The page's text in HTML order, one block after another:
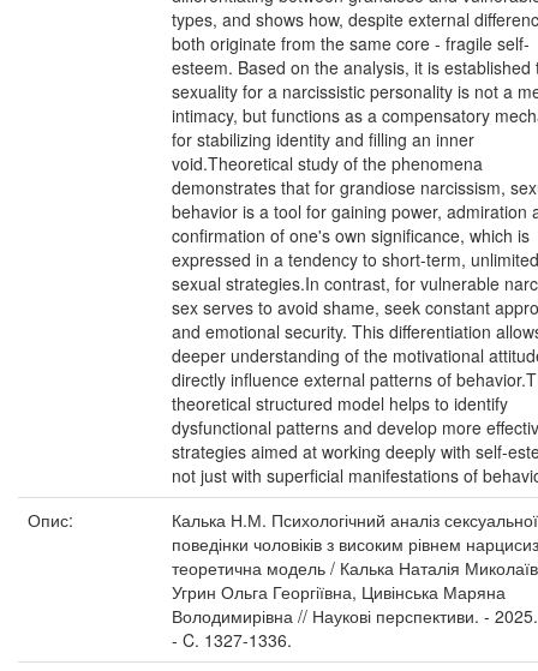
types, and shows how, despite external
both originate from the same core - fragile self-
esteem. Based on the analysis, it is established
sexuality for a narcissistic personality is not a
intimacy, but functions as a compensatory
for stabilizing identity and filling an inner
void.Theoretical study of the phenomena
demonstrates that for grandiose narcissism,
behavior is a tool for gaining power, admiration
confirmation of one's own significance, which is
expressed in a tendency to short-term, unlimited
sexual strategies.In contrast, for vulnerable
sex serves to avoid shame, seek constant
and emotional security. This differentiation
deeper understanding of the motivational
directly influence external patterns of
theoretical structured model helps to identify
dysfunctional patterns and develop more
strategies aimed at working deeply with self-
not just with superficial manifestations of
Опис:
Калька Н.М. Психологічний аналіз сексуальної
поведінки чоловіків з високим рівнем
теоретична модель / Калька Наталія
Угрин Ольга Георгіївна, Цивінська Маряна
Володимирівна // Наукові перспективи. -
- C. 1327-1336.